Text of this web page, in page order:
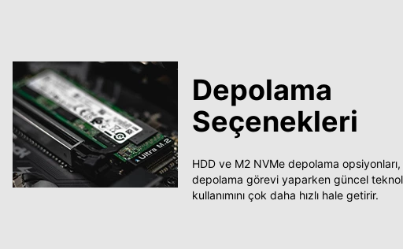
Depolama
Seçenekleri
HDD ve M2 NVMe depolama opsiyonları,
depolama görevi yaparken güncel
kullanımını çok daha hızlı hale getirir.